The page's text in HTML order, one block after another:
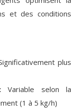
et des conditions
plus
:Variable selon la
(1 à 5 kg/h)